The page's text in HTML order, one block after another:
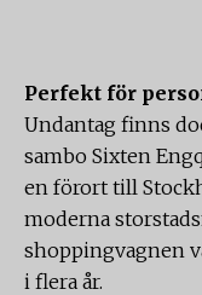
Perfekt för
Undantag finns
sambo Sixten
en förort till
moderna
shoppingvagnen
i flera år.